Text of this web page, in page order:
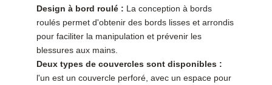
Design à bord roulé : La conception à bords
roulés permet d'obtenir des bords lisses et arrondis
pour faciliter la manipulation et prévenir les
blessures aux mains.
Deux types de couvercles sont disponibles :
l'un est un couvercle perforé, avec un espace pour